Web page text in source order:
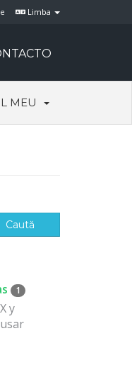
Limba
MEU
1
y